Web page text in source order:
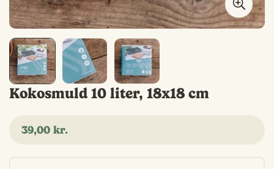
Kokosmuld 10 liter, 18x18 cm
Normal
39,00 kr.